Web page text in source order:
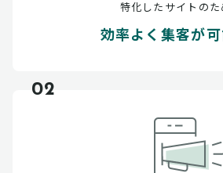
特化したサイトのた
効率よく集客が可
02